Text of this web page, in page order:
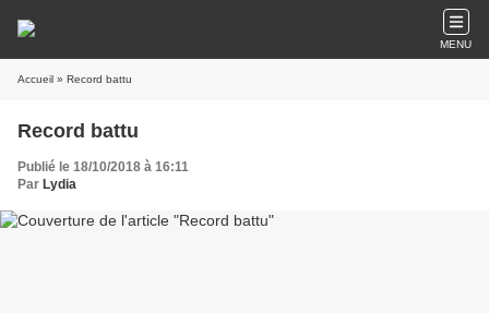
MENU
Accueil » Record battu
Record battu
Publié le 18/10/2018 à 16:11
Par Lydia